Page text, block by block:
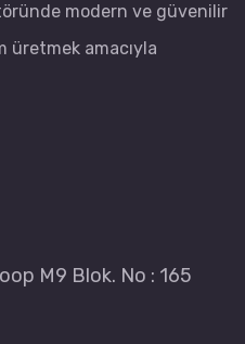
modern ve güvenilir
üretmek amacıyla
M9 Blok. No : 165